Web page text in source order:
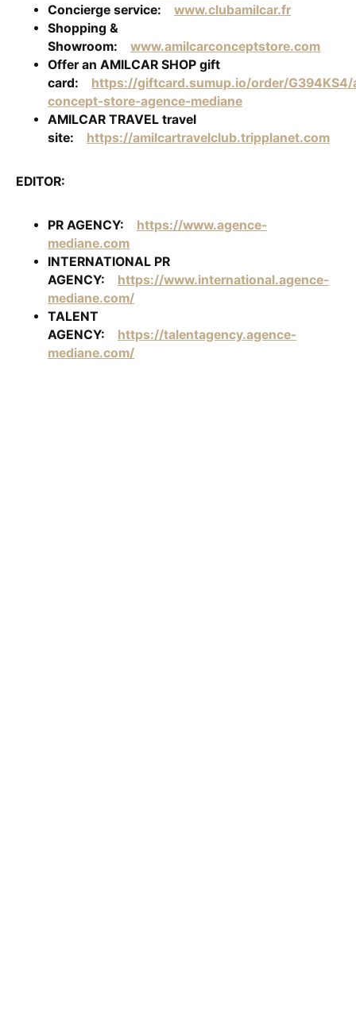
Concierge service: www.clubamilcar.fr
Shopping &
Showroom: www.amilcarconceptstore.com
Offer an AMILCAR SHOP gift
card: https://giftcard.sumup.io/order/G394KS4/
concept-store-agence-mediane
AMILCAR TRAVEL travel
site: https://amilcartravelclub.tripplanet.com
EDITOR:
PR AGENCY: https://www.agence-
mediane.com
INTERNATIONAL PR
AGENCY: https://www.international.agence-
mediane.com/
TALENT
AGENCY: https://talentagency.agence-
mediane.com/